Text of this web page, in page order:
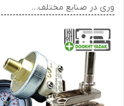
وری در صنایع مختلف…